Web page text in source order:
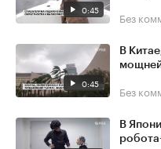
0:45 Без
0:45
В
Без
В